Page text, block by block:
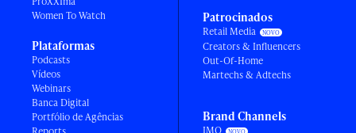
Women To Watch
Plataformas
Podcasts
Vídeos
Webinars
Banca Digital
Portfólio de Agências
Patrocinados
Retail Media
Creators & Influencers
Out-Of-Home
Martechs & Adtechs
Brand Channels
IMO